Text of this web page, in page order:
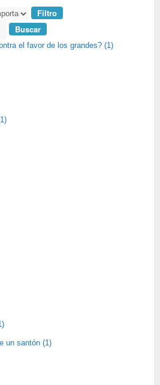
el favor de los grandes? (1)
un santón (1)